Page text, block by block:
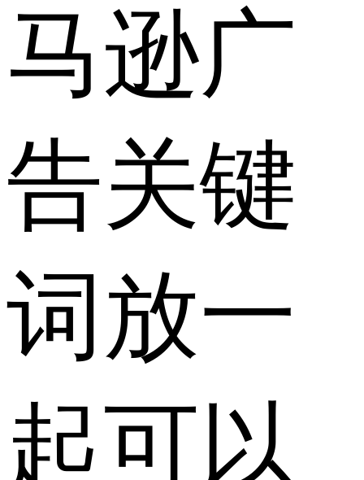
马逊广
告关键
词放一
起可以